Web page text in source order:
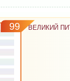
99 ВЕЛИКИЙ